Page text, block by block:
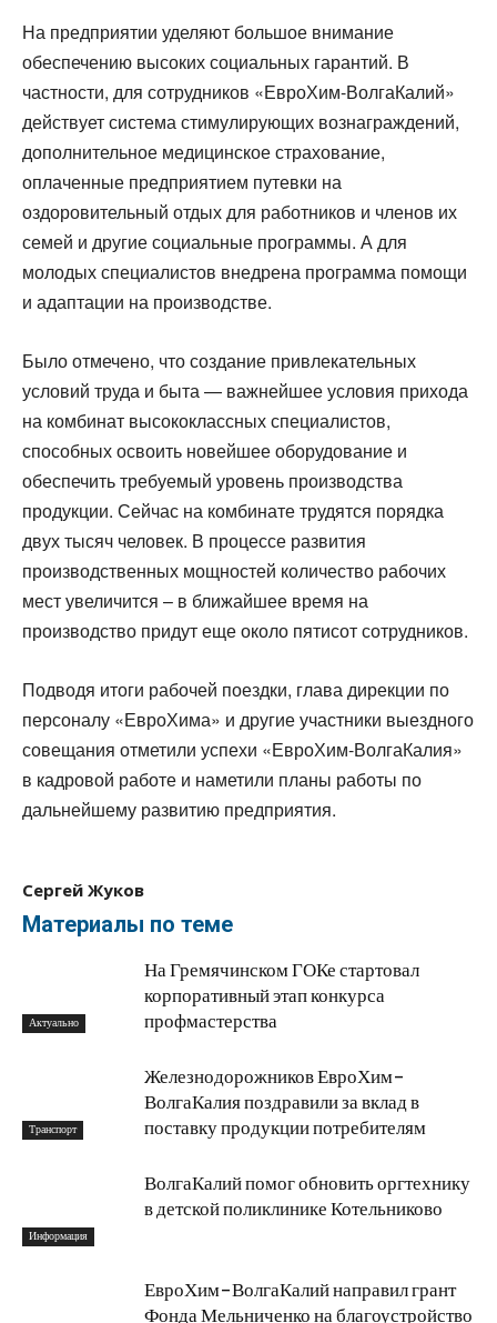
На предприятии уделяют большое внимание
обеспечению высоких социальных гарантий. В
частности, для сотрудников «ЕвроХим-ВолгаКалий»
действует система стимулирующих вознаграждений,
дополнительное медицинское страхование,
оплаченные предприятием путевки на
оздоровительный отдых для работников и членов их
семей и другие социальные программы. А для
молодых специалистов внедрена программа помощи
и адаптации на производстве.
Было отмечено, что создание привлекательных
условий труда и быта — важнейшее условия прихода
на комбинат высококлассных специалистов,
способных освоить новейшее оборудование и
обеспечить требуемый уровень производства
продукции. Сейчас на комбинате трудятся порядка
двух тысяч человек. В процессе развития
производственных мощностей количество рабочих
мест увеличится – в ближайшее время на
производство придут еще около пятисот сотрудников.
Подводя итоги рабочей поездки, глава дирекции по
персоналу «ЕвроХима» и другие участники выездного
совещания отметили успехи «ЕвроХим-ВолгаКалия»
в кадровой работе и наметили планы работы по
дальнейшему развитию предприятия.
Сергей Жуков
Материалы по теме
Актуально
На Гремячинском ГОКе стартовал
корпоративный этап конкурса
профмастерства
Транспорт
Железнодорожников ЕвроХим-
ВолгаКалия поздравили за вклад в
поставку продукции потребителям
Информация
ВолгаКалий помог обновить оргтехнику
в детской поликлинике Котельниково
ЕвроХим-ВолгаКалий направил грант
Фонда Мельниченко на благоустройство